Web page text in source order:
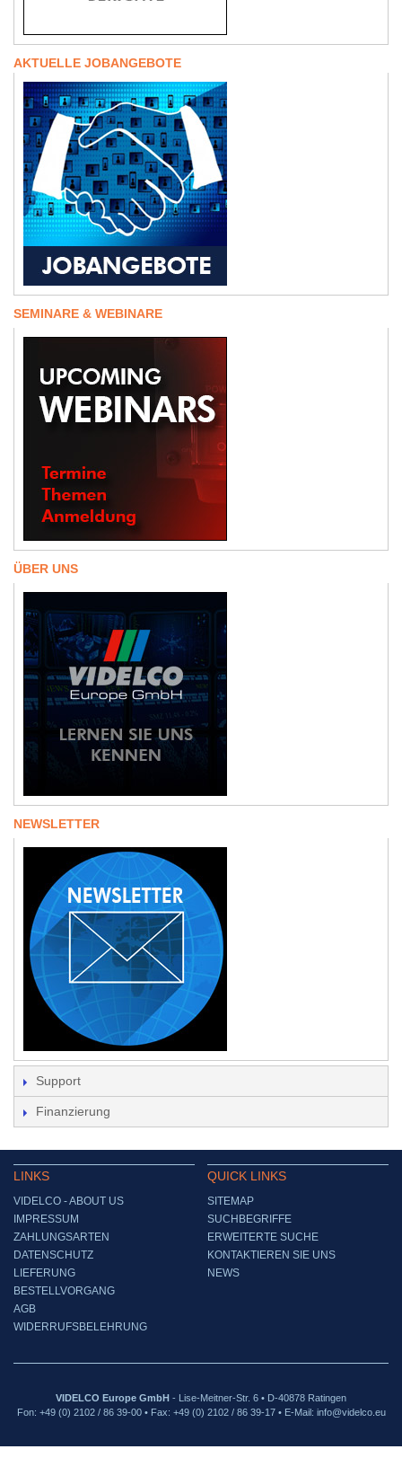
AKTUELLE JOBANGEBOTE
SEMINARE & WEBINARE
ÜBER UNS
NEWSLETTER
Support
Finanzierung
LINKS
VIDELCO - ABOUT US
IMPRESSUM
ZAHLUNGSARTEN
DATENSCHUTZ
LIEFERUNG
BESTELLVORGANG
AGB
WIDERRUFSBELEHRUNG
QUICK LINKS
SITEMAP
SUCHBEGRIFFE
ERWEITERTE SUCHE
KONTAKTIEREN SIE UNS
NEWS
VIDELCO Europe GmbH - Lise-Meitner-Str. 6 • D-40878 Ratingen
Fon: +49 (0) 2102 / 86 39-00 • Fax: +49 (0) 2102 / 86 39-17 • E-Mail: info@videlco.eu